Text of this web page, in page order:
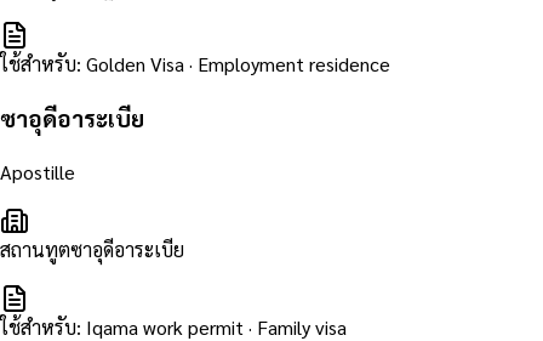
ใช้สำหรับ: Golden Visa · Employment residence
ซาอุดีอาระเบีย
Apostille
สถานทูตซาอุดีอาระเบีย
ใช้สำหรับ: Iqama work permit · Family visa